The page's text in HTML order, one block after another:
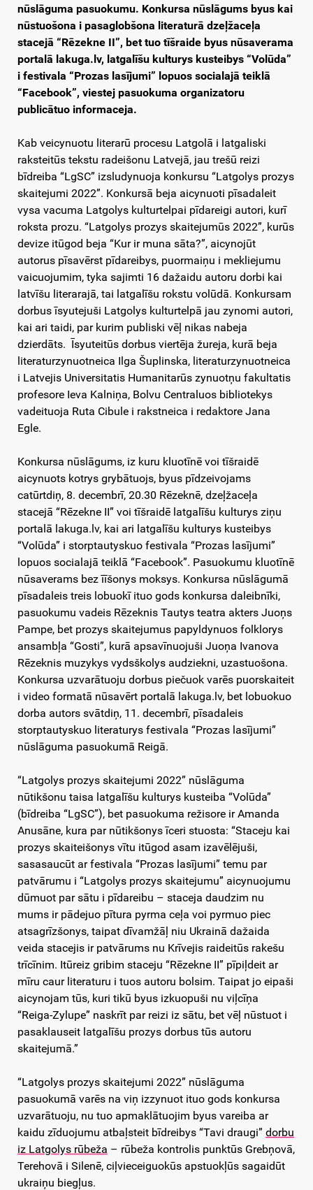
nūslāguma pasuokumu. Konkursa nūslāgums byus kai
nūstuošona i pasaglobšona literaturā dzeļžaceļa
stacejā “Rēzekne II”, bet tuo tīšraide byus nūsaverama
portalā lakuga.lv, latgalīšu kulturys kusteibys “Volūda”
i festivala “Prozas lasījumi” lopuos socialajā teiklā
“Facebook”, viestej pasuokuma organizatoru
publicātuo informaceja.
Kab veicynuotu literarū procesu Latgolā i latgaliski
raksteitūs tekstu radeišonu Latvejā, jau trešū reizi
bīdreiba “LgSC” izsludynuoja konkursu “Latgolys prozys
skaitejumi 2022”. Konkursā beja aicynuoti pīsadaleit
vysa vacuma Latgolys kulturtelpai pīdareigi autori, kurī
roksta prozu. “Latgolys prozys skaitejumūs 2022”, kurūs
devize itūgod beja “Kur ir muna sāta?”, aicynojūt
autorus pīsavērst pīdareibys, puormaiņu i mekliejumu
vaicuojumim, tyka sajimti 16 dažaidu autoru dorbi kai
latvīšu literarajā, tai latgalīšu rokstu volūdā. Konkursam
dorbus īsyutejuši Latgolys kulturtelpā jau zynomi autori,
kai ari taidi, par kurim publiski vēļ nikas nabeja
dzierdāts. Īsyuteitūs dorbus viertēja žureja, kurā beja
literaturzynuotneica Ilga Šuplinska, literaturzynuotneica
i Latvejis Universitatis Humanitarūs zynuotņu fakultatis
profesore Ieva Kalniņa, Bolvu Centraluos bibliotekys
vadeituoja Ruta Cibule i rakstneica i redaktore Jana
Egle.
Konkursa nūslāgums, iz kuru kluotīnē voi tīšraidē
aicynuots kotrys grybātuojs, byus pīdzeivojams
catūrtdiņ, 8. decembrī, 20.30 Rēzeknē, dzeļžaceļa
stacejā “Rēzekne II” voi tīšraidē latgalīšu kulturys ziņu
portalā lakuga.lv, kai ari latgalīšu kulturys kusteibys
“Volūda” i storptautyskuo festivala “Prozas lasījumi”
lopuos socialajā teiklā “Facebook”. Pasuokumu kluotīnē
nūsaverams bez īīšonys moksys. Konkursa nūslāgumā
pīsadaleis treis lobuokī ituo gods konkursa daleibnīki,
pasuokumu vadeis Rēzeknis Tautys teatra akters Juoņs
Pampe, bet prozys skaitejumus papyldynuos folklorys
ansambļa “Gosti”, kurā apsavīnuojuši Juoņa Ivanova
Rēzeknis muzykys vydsškolys audziekni, uzastuošona.
Konkursa uzvarātuoju dorbus piečuok varēs puorskaiteit
i video formatā nūsavērt portalā lakuga.lv, bet lobuokuo
dorba autors svātdiņ, 11. decembrī, pīsadaleis
storptautyskuo literaturys festivala “Prozas lasījumi”
nūslāguma pasuokumā Reigā.
“Latgolys prozys skaitejumi 2022” nūslāguma
nūtikšonu taisa latgalīšu kulturys kusteiba “Volūda”
(bīdreiba “LgSC”), bet pasuokuma režisore ir Amanda
Anusāne, kura par nūtikšonys īceri stuosta: “Staceju kai
prozys skaiteišonys vītu itūgod asam izavēlējuši,
sasasaucūt ar festivala “Prozas lasījumi” temu par
patvārumu i “Latgolys prozys skaitejumu” aicynuojumu
dūmuot par sātu i pīdareibu – staceja daudzim nu
mums ir pādejuo pītura pyrma ceļa voi pyrmuo piec
atsagrīzšonys, taipat dīvamžāļ niu Ukrainā dažaida
veida stacejis ir patvārums nu Krīvejis raideitūs rakešu
trīcīnim. Itūreiz gribim staceju “Rēzekne II” pīpiļdeit ar
mīru caur literaturu i tuos autoru bolsim. Taipat jo eipaši
aicynojam tūs, kuri tikū byus izkuopuši nu viļcīņa
“Reiga-Zylupe” naskrīt par reizi iz sātu, bet vēļ nūstuot i
pasaklauseit latgalīšu prozys dorbus tūs autoru
skaitejumā.”
“Latgolys prozys skaitejumi 2022” nūslāguma
pasuokumā varēs na viņ izzynuot ituo gods konkursa
uzvarātuoju, nu tuo apmaklātuojim byus vareiba ar
kaidu zīduojumu atbaļsteit bīdreibys “Tavi draugi” dorbu
iz Latgolys rūbeža – rūbeža kontrolis punktūs Grebņovā,
Terehovā i Silenē, ciļvieceiguokūs apstuokļūs sagaidūt
ukraiņu biegļus.